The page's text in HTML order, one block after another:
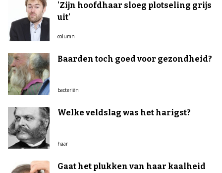
'Zijn hoofdhaar sloeg plotseling grijs
uit'
column
Baarden toch goed voor gezondheid?
bacteriën
Welke veldslag was het harigst?
haar
Gaat het plukken van haar kaalheid